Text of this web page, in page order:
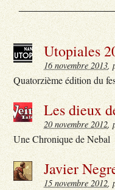
Utopiales
16 novembre 2013,
Quatorzième édition du
Les dieux
20 novembre 2012,
Une Chronique de Nebal
Javier
15 novembre 2012,